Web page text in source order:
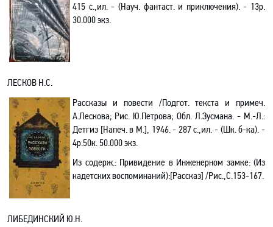
415 с.,ил. - (Науч. фантаст. и приключения). - 13р.
30.000 экз.
ЛЕСКОВ Н.С.
Рассказы и повести /Подгот. текста и примеч.
А.Лескова; Рис. Ю.Петрова; Обл. Л.Зусмана. - М.-Л.:
Детгиз [Напеч. в М.], 1946. - 287 с.,ил. - (Шк. б-ка). -
4р.50к. 50.000 экз.
Из содерж.: Привидение в Инженерном замке: (Из
кадетских воспоминаний):[Рассказ] /Рис.,С.153-167.
ЛИБЕДИНСКИЙ Ю.Н.